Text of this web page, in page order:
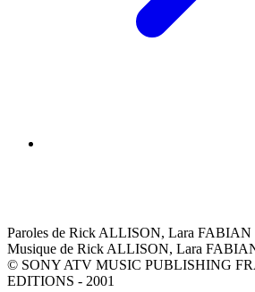
Paroles de Rick ALLISON, Lara FABIAN
Musique de Rick ALLISON, Lara
© SONY ATV MUSIC PUBLISHING
EDITIONS - 2001